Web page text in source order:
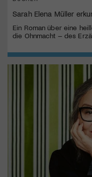
Sarah Elena Müller
Ein Roman über eine
die Ohnmacht – des